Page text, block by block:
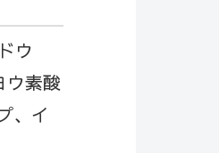
ウ
ウ素酸
、イ